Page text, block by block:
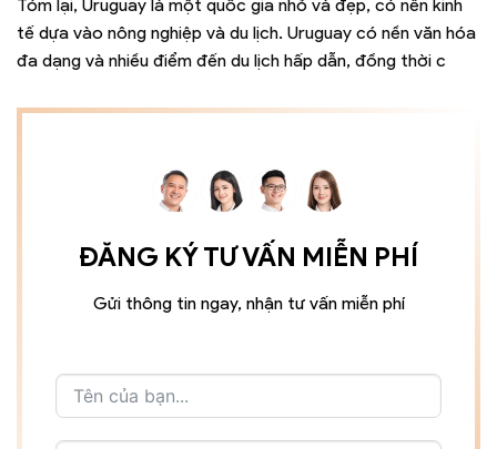
Tóm lại, Uruguay là một quốc gia nhỏ và đẹp, có nền kinh
tế dựa vào nông nghiệp và du lịch. Uruguay có nền văn hóa
đa dạng và nhiều điểm đến du lịch hấp dẫn, đồng thời c
ĐĂNG KÝ TƯ VẤN MIỄN PHÍ
Gửi thông tin ngay, nhận tư vấn miễn phí